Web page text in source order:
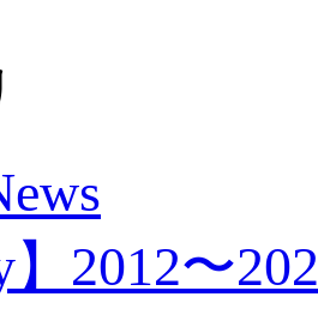
】2012〜